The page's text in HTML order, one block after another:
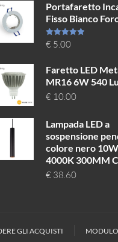
Portafaretto
Fisso Bianco
Valutato
5.00su 5
€5.00
Faretto LED
MR16 6W 540
€10.00
Lampada LED a
sospensione
colore nero
4000K 300MM
€38.60
GLI ACQUISTI